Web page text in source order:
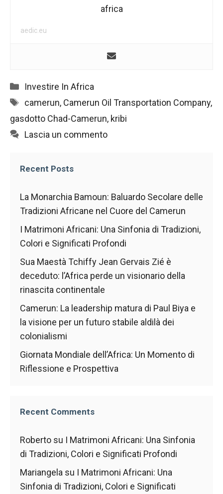
africa
aedic.eu
Categorie
Investire In Africa
Tag
camerun, Camerun Oil Transportation Company,
gasdotto Chad-Camerun, kribi
Lascia un commento
Recent Posts
La Monarchia Bamoun: Baluardo Secolare delle
Tradizioni Africane nel Cuore del Camerun
I Matrimoni Africani: Una Sinfonia di Tradizioni,
Colori e Significati Profondi
Sua Maestà Tchiffy Jean Gervais Zié è
deceduto: l’Africa perde un visionario della
rinascita continentale
Camerun: La leadership matura di Paul Biya e
la visione per un futuro stabile aldilà dei
colonialismi
Giornata Mondiale dell’Africa: Un Momento di
Riflessione e Prospettiva
Recent Comments
Roberto su I Matrimoni Africani: Una Sinfonia
di Tradizioni, Colori e Significati Profondi
Mariangela su I Matrimoni Africani: Una
Sinfonia di Tradizioni, Colori e Significati
Experience
visita. Se rifiuti
questi cookie,
funzionalità
scompariranno
dal sito web.
tuoi interessi e
comportamenti
nostro sito,
aumenti le
possibilità di
vedere
contenuti e
offerte
personalizzati.